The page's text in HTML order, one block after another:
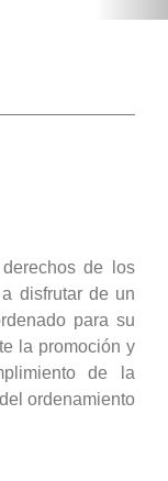
de los
disfrutar de un
para su
la promoción y
de la
ordenamiento